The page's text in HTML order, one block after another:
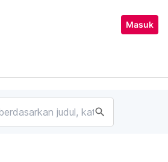
Masuk
search